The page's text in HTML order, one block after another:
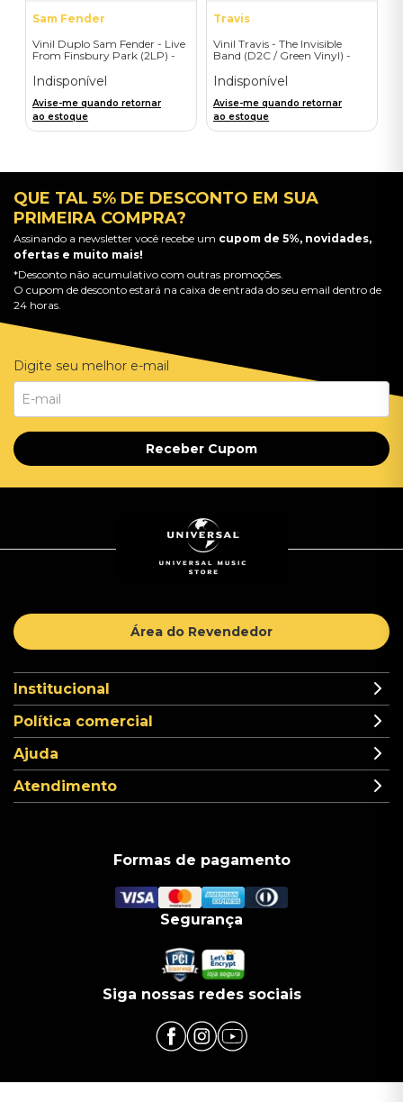
Sam Fender
Vinil Duplo Sam Fender - Live
From Finsbury Park (2LP) -
Indisponível
Avise-me quando retornar
ao estoque
Travis
Vinil Travis - The Invisible
Band (D2C / Green Vinyl) -
Indisponível
Avise-me quando retornar
ao estoque
QUE TAL 5% DE DESCONTO EM SUA
PRIMEIRA COMPRA?
Assinando a newsletter você recebe um cupom de 5%, novidades,
ofertas e muito mais!
*Desconto não acumulativo com outras promoções.
O cupom de desconto estará na caixa de entrada do seu email dentro de
24 horas.
Digite seu melhor e-mail
Receber Cupom
Área do Revendedor
Institucional
Política comercial
Ajuda
Atendimento
Formas de pagamento
Segurança
Siga nossas redes sociais